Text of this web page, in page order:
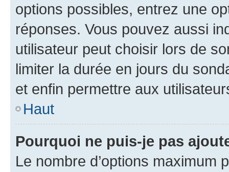
options possibles, entrez une
réponses. Vous pouvez aussi
utilisateur peut choisir lors de
limiter la durée en jours du
et enfin permettre aux
Haut
Pourquoi ne puis-je pas
Le nombre d’options maximum